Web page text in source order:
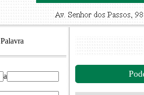
Palavra
a